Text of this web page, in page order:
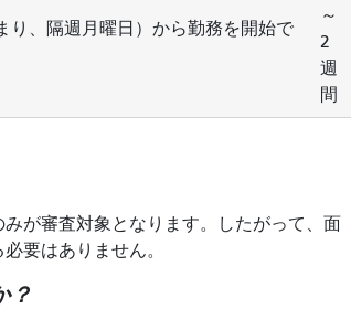
り、隔週月曜日）から勤務を開始で
～
2
週
間
が審査対象となります。したがって、面
要はありません。
？